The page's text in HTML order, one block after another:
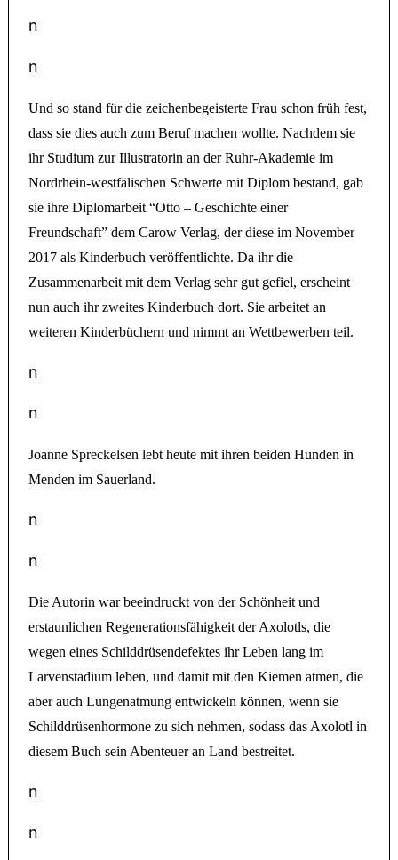
n
n
Und so stand für die zeichenbegeisterte Frau schon früh fest,
dass sie dies auch zum Beruf machen wollte. Nachdem sie
ihr Studium zur Illustratorin an der Ruhr-Akademie im
Nordrhein-westfälischen Schwerte mit Diplom bestand, gab
sie ihre Diplomarbeit “Otto – Geschichte einer
Freundschaft” dem Carow Verlag, der diese im November
2017 als Kinderbuch veröffentlichte. Da ihr die
Zusammenarbeit mit dem Verlag sehr gut gefiel, erscheint
nun auch ihr zweites Kinderbuch dort. Sie arbeitet an
weiteren Kinderbüchern und nimmt an Wettbewerben teil.
n
n
Joanne Spreckelsen lebt heute mit ihren beiden Hunden in
Menden im Sauerland.
n
n
Die Autorin war beeindruckt von der Schönheit und
erstaunlichen Regenerationsfähigkeit der Axolotls, die
wegen eines Schilddrüsendefektes ihr Leben lang im
Larvenstadium leben, und damit mit den Kiemen atmen, die
aber auch Lungenatmung entwickeln können, wenn sie
Schilddrüsenhormone zu sich nehmen, sodass das Axolotl in
diesem Buch sein Abenteuer an Land bestreitet.
n
n